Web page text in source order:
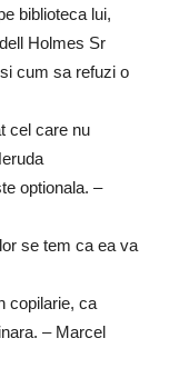
biblioteca lui,
Holmes Sr
cum sa refuzi o
cel care nu
optionala. –
se tem ca ea va
copilarie, ca
– Marcel